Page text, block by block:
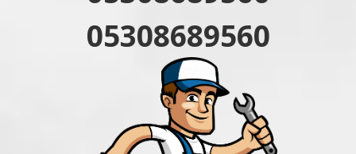
05308689560